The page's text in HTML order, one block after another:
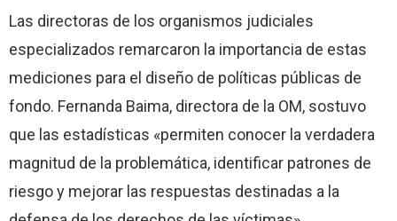
Las directoras de los organismos judiciales
especializados remarcaron la importancia de estas
mediciones para el diseño de políticas públicas de
fondo. Fernanda Baima, directora de la OM, sostuvo
que las estadísticas «permiten conocer la verdadera
magnitud de la problemática, identificar patrones de
riesgo y mejorar las respuestas destinadas a la